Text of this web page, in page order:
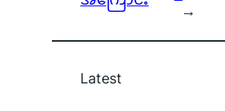
→
Latest